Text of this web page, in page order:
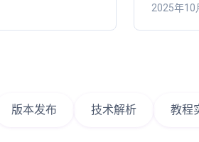
2025年10
版本发布 技术解析 教程